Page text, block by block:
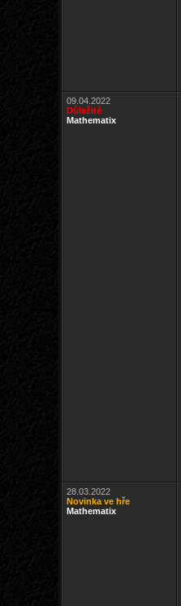
09.04.2022
Důležité
Mathematix
28.03.2022
Novinka ve hře
Mathematix